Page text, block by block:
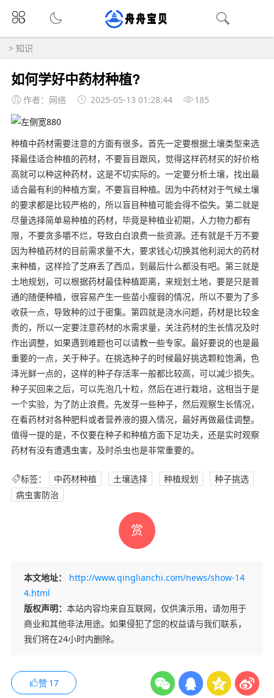
> 知识
如何学好中药材种植?
作者：网络 2025-05-13 01:28:44 185
种植中药材需要注意的方面有很多。首先一定要根据土壤类型来选
择最佳适合种植的药材，不要盲目跟风，觉得这样药材买的好价格
高就可以种这种药材，这是不切实际的。一定要分析土壤，找出最
适合最有利的种植方案，不要盲目种植。因为中药材对于气候土壤
的要求都是比较严格的，所以盲目种植可能会得不偿失。第二就是
尽量选择简单易种植的药材，毕竟是种植业初期，人力物力都有
限，不要贪多嚼不烂，导致白白浪费一些资源。还有就是千万不要
因为种植药材的目前需求量不大，要求钱心切换其他利润大的药材
来种植，这样捡了芝麻丢了西瓜，到最后什么都没有吧。第三就是
土地规划，可以根据药材最佳种植距离，来规划土地，要是只是普
通的随便种植，很容易产生一些苗小瘦弱的情况，所以不要为了多
收获一点，导致种的过于密集。第四就是浇水问题，药材是比较金
贵的，所以一定要注意药材的水需求量，关注药材的生长情况及时
作出调整，如果遇到难题也可以请教一些专家。最好要说的也是最
重要的一点，关于种子。在挑选种子的时候最好挑选颗粒饱满，色
泽光鲜一点的，这样的种子存活率一般都比较高，可以减少损失。
种子买回来之后，可以先泡几十粒，然后在进行栽培，这相当于是
一个实验，为了防止浪费。先发芽一些种子，然后观察生长情况，
在看药材对各种肥料或者营养液的摄入情况，最好再做最佳调整。
值得一提的是，不仅要在种子和种植方面下足功夫，还是实时观察
药材有没有遭遇虫害，及时杀虫也是非常重要的。
标签： 中药材种植 土壤选择 种植规划
种子挑选
病虫害防治
赏
本文地址：
http://www.qinglianchi.com/news/show-14
4.html
版权声明： 本站内容均来自互联网，仅供演示用，请勿用于
商业和其他非法用途。如果侵犯了您的权益请与我们联系，
我们将在24小时内删除。
赞 17